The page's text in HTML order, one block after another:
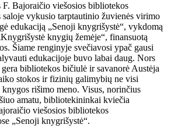
F. Bajoraičio viešosios bibliotekos
vykusio tarptautinio žuvienės virimo
edukaciją „Senoji knygrišystė“, vykdomą
knygių žemėje“, finansuotą
Šiame renginyje svečiavosi ypač gausi
edukacijoje buvo labai daug. Nors
bibliotekos bičiulė ir savanorė Austėja
stokos ir fizinių galimybių ne visi
rišimo meno. Visus, norinčius
amatu, bibliotekininkai kviečia
viešosios bibliotekos
„Senoji knygrišystė“.